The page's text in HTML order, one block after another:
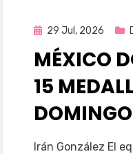
Publicada
29 Jul, 2026
MÉXICO
15
porFernando
Irán González El